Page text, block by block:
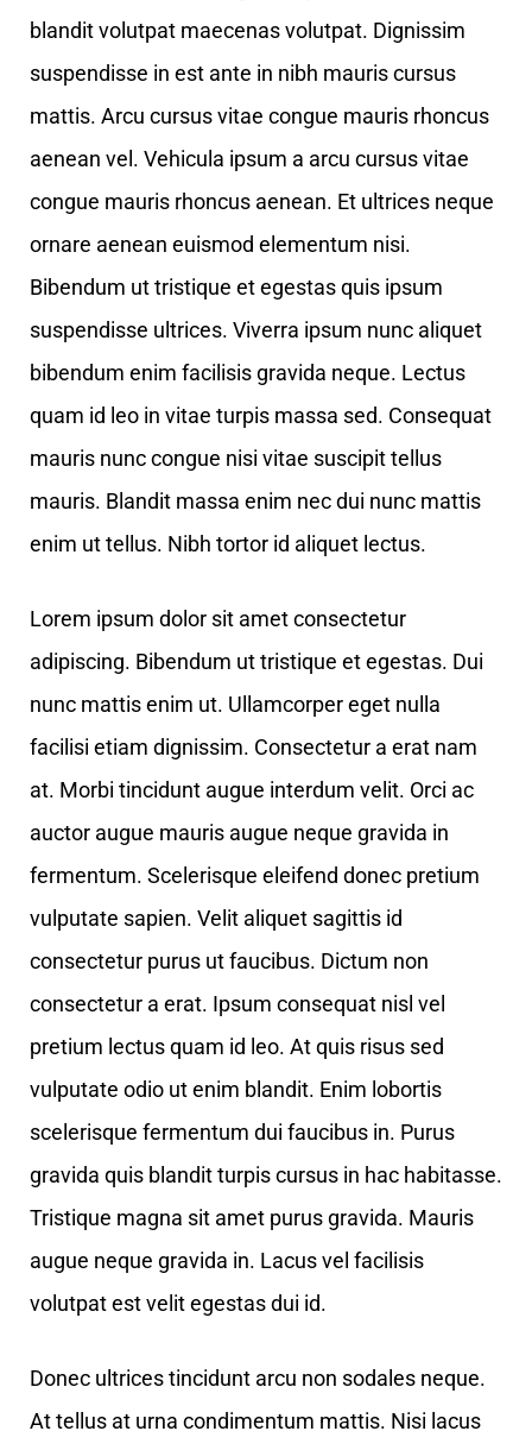
blandit volutpat maecenas volutpat. Dignissim
suspendisse in est ante in nibh mauris cursus
mattis. Arcu cursus vitae congue mauris rhoncus
aenean vel. Vehicula ipsum a arcu cursus vitae
congue mauris rhoncus aenean. Et ultrices neque
ornare aenean euismod elementum nisi.
Bibendum ut tristique et egestas quis ipsum
suspendisse ultrices. Viverra ipsum nunc aliquet
bibendum enim facilisis gravida neque. Lectus
quam id leo in vitae turpis massa sed. Consequat
mauris nunc congue nisi vitae suscipit tellus
mauris. Blandit massa enim nec dui nunc mattis
enim ut tellus. Nibh tortor id aliquet lectus.
Lorem ipsum dolor sit amet consectetur
adipiscing. Bibendum ut tristique et egestas. Dui
nunc mattis enim ut. Ullamcorper eget nulla
facilisi etiam dignissim. Consectetur a erat nam
at. Morbi tincidunt augue interdum velit. Orci ac
auctor augue mauris augue neque gravida in
fermentum. Scelerisque eleifend donec pretium
vulputate sapien. Velit aliquet sagittis id
consectetur purus ut faucibus. Dictum non
consectetur a erat. Ipsum consequat nisl vel
pretium lectus quam id leo. At quis risus sed
vulputate odio ut enim blandit. Enim lobortis
scelerisque fermentum dui faucibus in. Purus
gravida quis blandit turpis cursus in hac habitasse.
Tristique magna sit amet purus gravida. Mauris
augue neque gravida in. Lacus vel facilisis
volutpat est velit egestas dui id.
Donec ultrices tincidunt arcu non sodales neque.
At tellus at urna condimentum mattis. Nisi lacus